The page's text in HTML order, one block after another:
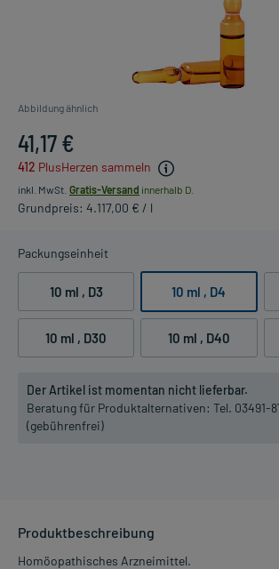
Abbildung ähnlich
41,17 €
412 PlusHerzen sammeln
inkl. MwSt. Gratis-Versand innerhalb D.
Grundpreis: 4.117,00 € / l
Packungseinheit
10 ml , D3 10 ml , D4
10 ml , D30 10 ml , D40
Der Artikel ist momentan nicht lieferbar.
Beratung für Produktalternativen: Tel. 03491-
(gebührenfrei)
Produktbeschreibung
Homöopathisches Arzneimittel.